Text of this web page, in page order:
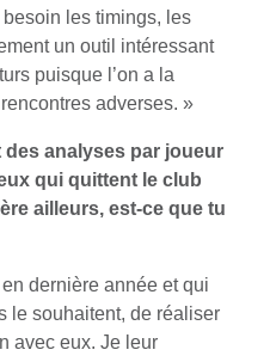
les timings, les
un outil intéressant
puisque l’on a la
adverses. »
analyses par joueur
qui quittent le club
ailleurs, est-ce que tu
dernière année et qui
le souhaitent, de réaliser
avec eux. Je leur